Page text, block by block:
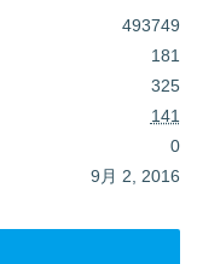
493749
181
325
141
0
9月 2, 2016